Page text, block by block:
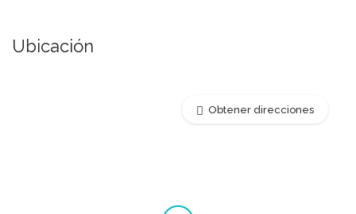
Ubicación
Obtener direcciones